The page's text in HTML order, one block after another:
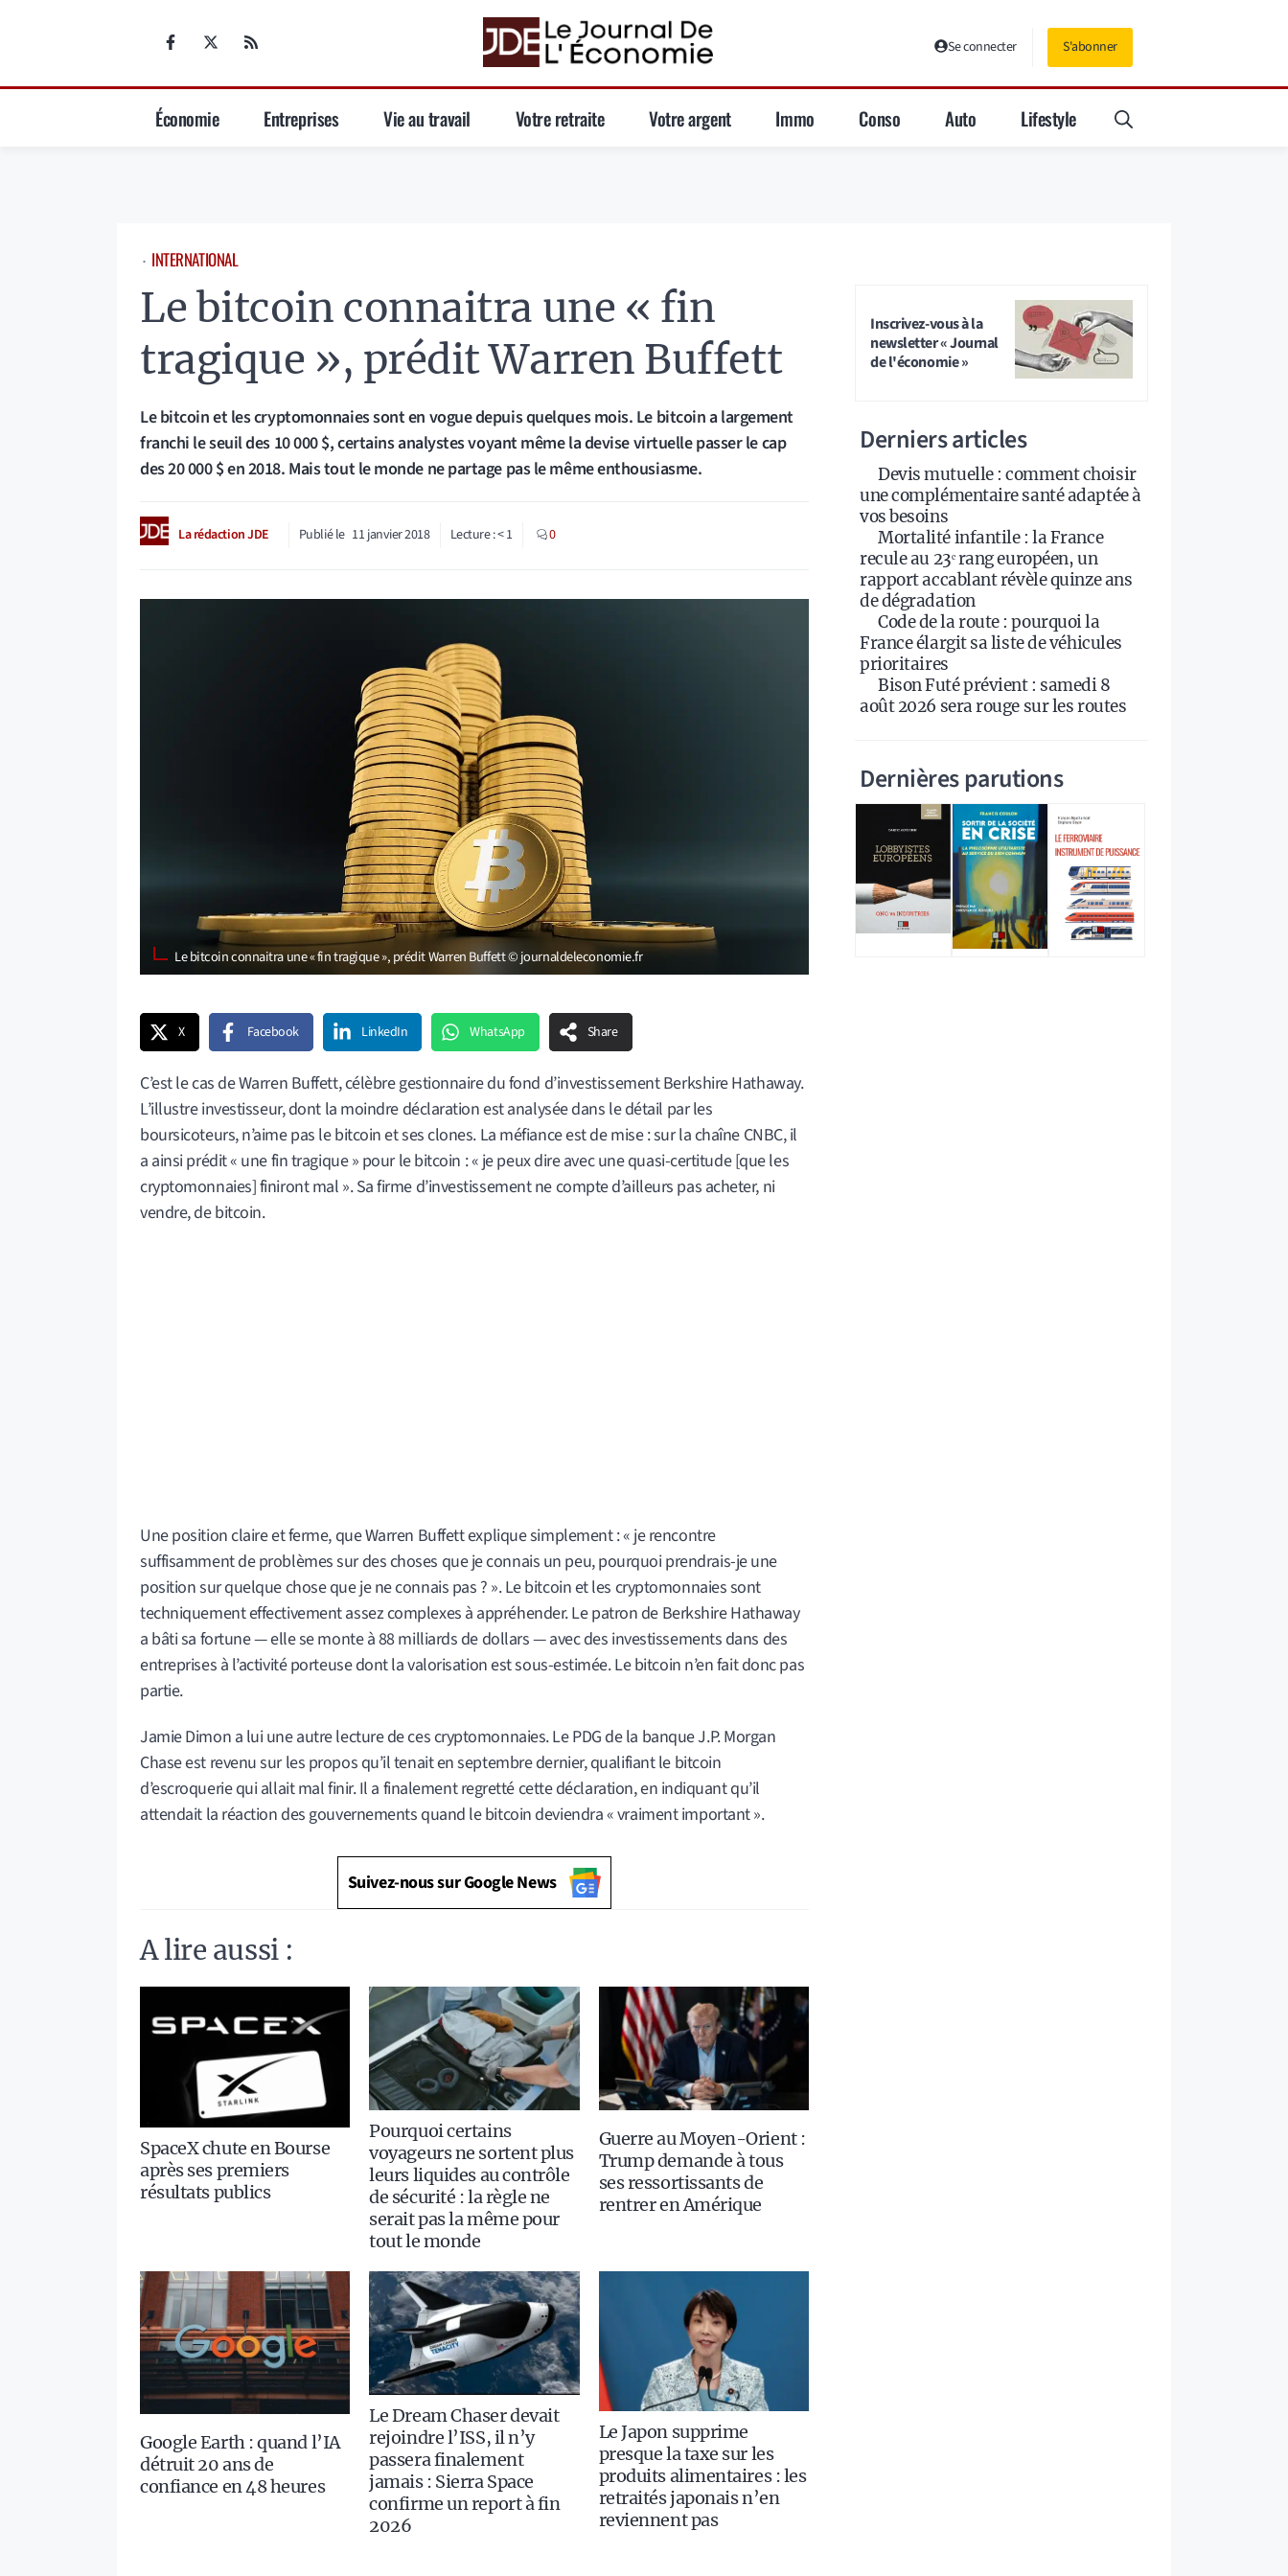
Se connecter S'abonner
Économie Entreprises Vie au travail Votre retraite Votre argent Immo Conso Auto Lifestyle
⋅ INTERNATIONAL
Le bitcoin connaitra une « fin
tragique », prédit Warren Buffett
Le bitcoin et les cryptomonnaies sont en vogue depuis quelques mois. Le bitcoin a largement
franchi le seuil des 10 000 $, certains analystes voyant même la devise virtuelle passer le cap
des 20 000 $ en 2018. Mais tout le monde ne partage pas le même enthousiasme.
La rédaction JDE Publié le 11 janvier 2018 Lecture :< 1 0
Le bitcoin connaitra une « fin tragique », prédit Warren Buffett © journaldeleconomie.fr
X Facebook LinkedIn WhatsApp Share
C’est le cas de Warren Buffett, célèbre gestionnaire du fond d’investissement Berkshire Hathaway.
L’illustre investisseur, dont la moindre déclaration est analysée dans le détail par les
boursicoteurs, n’aime pas le bitcoin et ses clones. La méfiance est de mise : sur la chaîne CNBC, il
a ainsi prédit « une fin tragique » pour le bitcoin : « je peux dire avec une quasi-certitude [que les
cryptomonnaies] finiront mal ». Sa firme d’investissement ne compte d’ailleurs pas acheter, ni
vendre, de bitcoin.
Une position claire et ferme, que Warren Buffett explique simplement : « je rencontre
suffisamment de problèmes sur des choses que je connais un peu, pourquoi prendrais-je une
position sur quelque chose que je ne connais pas ? ». Le bitcoin et les cryptomonnaies sont
techniquement effectivement assez complexes à appréhender. Le patron de Berkshire Hathaway
a bâti sa fortune — elle se monte à 88 milliards de dollars — avec des investissements dans des
entreprises à l’activité porteuse dont la valorisation est sous-estimée. Le bitcoin n’en fait donc pas
partie.
Jamie Dimon a lui une autre lecture de ces cryptomonnaies. Le PDG de la banque J.P. Morgan
Chase est revenu sur les propos qu’il tenait en septembre dernier, qualifiant le bitcoin
d’escroquerie qui allait mal finir. Il a finalement regretté cette déclaration, en indiquant qu’il
attendait la réaction des gouvernements quand le bitcoin deviendra « vraiment important ».
Suivez-nous sur Google News
A lire aussi :
SpaceX chute en Bourse
après ses premiers
résultats publics
Pourquoi certains
voyageurs ne sortent plus
leurs liquides au contrôle
de sécurité : la règle ne
serait pas la même pour
tout le monde
Guerre au Moyen-Orient :
Trump demande à tous
ses ressortissants de
rentrer en Amérique
Google Earth : quand l’IA
détruit 20 ans de
confiance en 48 heures
Le Dream Chaser devait
rejoindre l’ISS, il n’y
passera finalement
jamais : Sierra Space
confirme un report à fin
2026
Le Japon supprime
presque la taxe sur les
produits alimentaires : les
retraités japonais n’en
reviennent pas
Inscrivez-vous à la
newsletter « Journal
de l'économie »
Derniers articles
Devis mutuelle : comment choisir
une complémentaire santé adaptée à
vos besoins
Mortalité infantile : la France
recule au 23ᵉ rang européen, un
rapport accablant révèle quinze ans
de dégradation
Code de la route : pourquoi la
France élargit sa liste de véhicules
prioritaires
Bison Futé prévient : samedi 8
août 2026 sera rouge sur les routes
Dernières parutions